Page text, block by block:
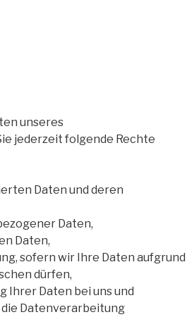
unseres
jederzeit folgende Rechte
Daten und deren
Daten,
Daten,
sofern wir Ihre Daten aufgrund
dürfen,
Ihrer Daten bei uns und
Datenverarbeitung